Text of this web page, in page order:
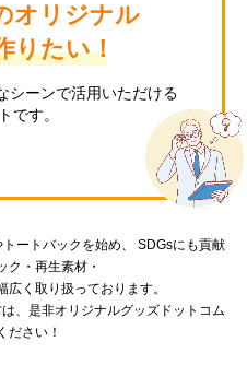
オリジナル
りたい！
シーンで活用いただける
です。
ートバックを始め、 SDGsにも貢献
ク・再生素材・
く取り扱っております。
、是非オリジナルグッズドットコム
ださい！